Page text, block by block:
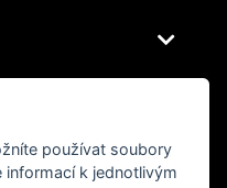
INIZIO Internet Media s.r.o.|
používat soubory